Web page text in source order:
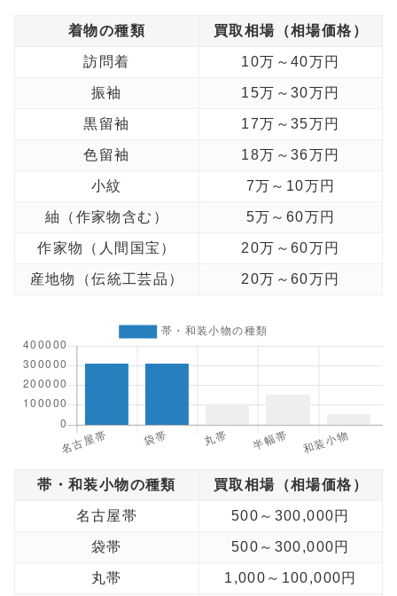
着物の種類 買取相場（相場価格）
訪問着 10万～40万円
振袖 15万～30万円
黒留袖 17万～35万円
色留袖 18万～36万円
小紋 7万～10万円
紬（作家物含む） 5万～60万円
作家物（人間国宝） 20万～60万円
産地物（伝統工芸品） 20万～60万円
帯・和装小物の種類 買取相場（相場価格）
名古屋帯 500～300,000円
袋帯 500～300,000円
丸帯 1,000～100,000円